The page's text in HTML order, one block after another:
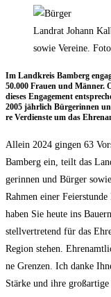
Landrat Johann
sowie Vereine.
Im Land­kreis Bam­berg
50.000 Frau­en und Män­ner.
die­ses Enga­ge­ment
2005 jähr­lich Bür­ge­rin­nen
re Ver­diens­te um das
Allein 2024 gin­gen 63
Bam­berg ein, teilt das
ge­rin­nen und Bür­ger
Rah­men einer
haben Sie heu­te ins
stell­ver­tre­tend für das
Regi­on ste­hen.
ne Gren­zen. Ich dan­ke
Stär­ke und ihre